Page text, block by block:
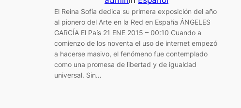
El Reina Sofía dedica su primera exposición del año
al pionero del Arte en la Red en España ÁNGELES
GARCÍA El País 21 ENE 2015 – 00:10 Cuando a
comienzo de los noventa el uso de internet empezó
a hacerse masivo, el fenómeno fue contemplado
como una promesa de libertad y de igualdad
universal. Sin…